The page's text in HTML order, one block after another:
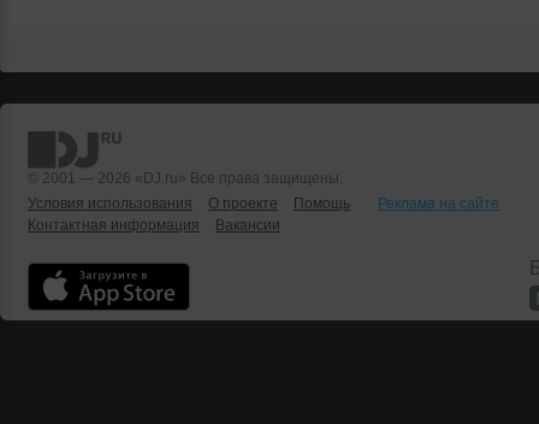
© 2001 — 2026 «DJ.ru» Все права защищены.
Условия использования
О проекте Помощь
Реклама на сайте
Контактная информация
Вакансии